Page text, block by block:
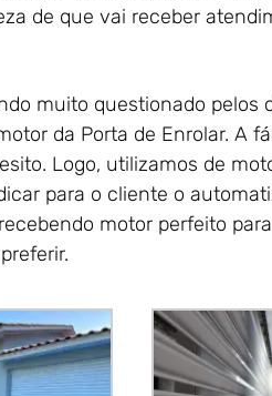
de que vai receber
muito questionado pelos
da Porta de Enrolar. A
Logo, utilizamos de
para o cliente o
motor perfeito